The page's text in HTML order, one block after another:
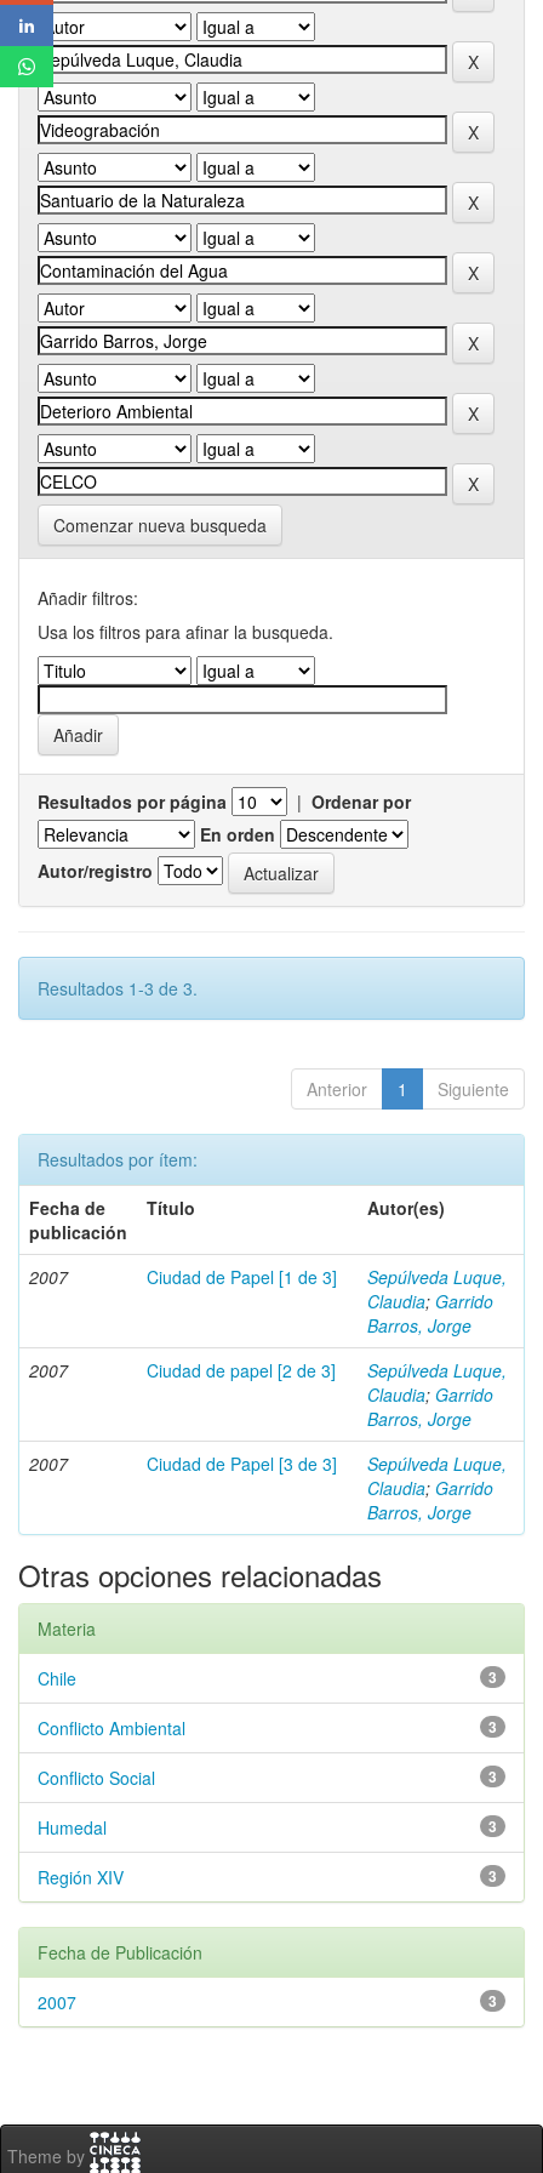
Comenzar nueva busqueda
Añadir filtros:
Usa los filtros para afinar la busqueda.
Resultados por página | Ordenar por
En orden
Autor/registro
Resultados 1-3 de 3.
Anterior 1 Siguiente
Resultados por ítem:
Fecha de
publicación
Título Autor(es)
2007 Ciudad de Papel [1 de 3]
Sepúlveda Luque,
Claudia; Garrido
Barros, Jorge
2007
Ciudad de papel [2 de 3]
Sepúlveda Luque,
Claudia; Garrido
Barros, Jorge
2007
Ciudad de Papel [3 de 3]
Sepúlveda Luque,
Claudia; Garrido
Barros, Jorge
Otras opciones relacionadas
Materia
3
Chile
3
Conflicto Ambiental
3
Conflicto Social
3
Humedal
3
Región XIV
Fecha de Publicación
3
2007
Theme by